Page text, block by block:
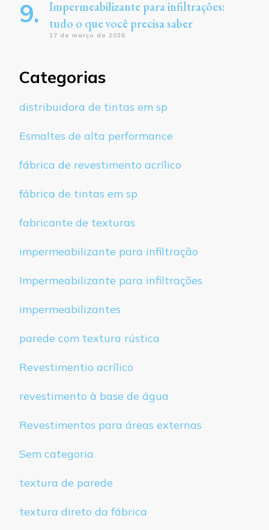
Impermeabilizante para infiltrações:
tudo o que você precisa saber
17 de março de 2026
Categorias
distribuidora de tintas em sp
Esmaltes de alta performance
fábrica de revestimento acrílico
fábrica de tintas em sp
fabricante de texturas
impermeabilizante para infiltração
Impermeabilizante para infiltrações
impermeabilizantes
parede com textura rústica
Revestimentio acrílico
revestimento à base de água
Revestimentos para áreas externas
Sem categoria
textura de parede
textura direto da fábrica